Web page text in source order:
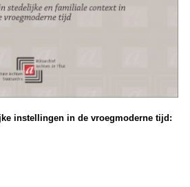
instellingen in de vroegmoderne tijd: